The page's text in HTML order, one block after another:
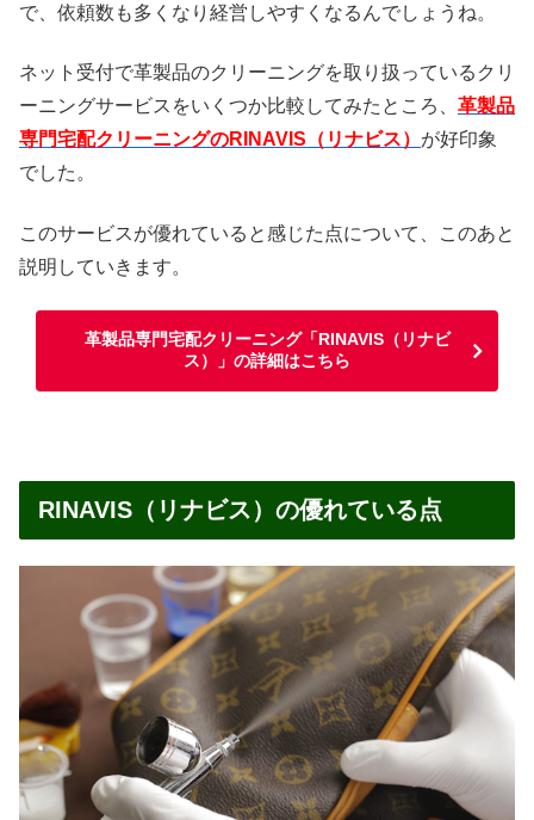
で、依頼数も多くなり経営しやすくなるんでしょうね。
ネット受付で革製品のクリーニングを取り扱っているクリ
ーニングサービスをいくつか比較してみたところ、 革製品
専門宅配クリーニングのRINAVIS（リナビス） が好印象
でした。
このサービスが優れていると感じた点について、このあと
説明していきます。
革製品専門宅配クリーニング「RINAVIS（リナビ
ス）」の詳細はこちら
RINAVIS（リナビス）の優れている点